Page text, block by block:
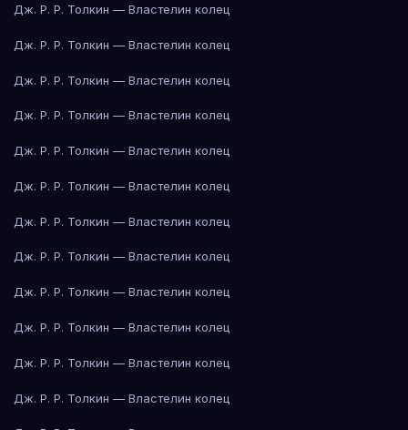
Дж. Р. Р. Толкин — Властелин колец
Дж. Р. Р. Толкин — Властелин колец
Дж. Р. Р. Толкин — Властелин колец
Дж. Р. Р. Толкин — Властелин колец
Дж. Р. Р. Толкин — Властелин колец
Дж. Р. Р. Толкин — Властелин колец
Дж. Р. Р. Толкин — Властелин колец
Дж. Р. Р. Толкин — Властелин колец
Дж. Р. Р. Толкин — Властелин колец
Дж. Р. Р. Толкин — Властелин колец
Дж. Р. Р. Толкин — Властелин колец
Дж. Р. Р. Толкин — Властелин колец